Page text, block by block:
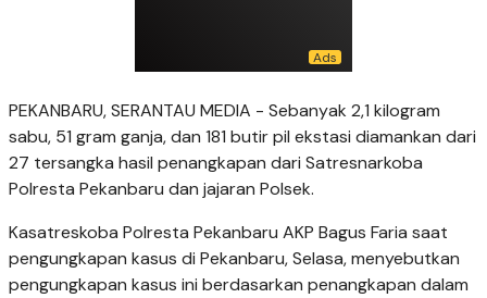
PEKANBARU, SERANTAU MEDIA - Sebanyak 2,1 kilogram
sabu, 51 gram ganja, dan 181 butir pil ekstasi diamankan dari
27 tersangka hasil penangkapan dari Satresnarkoba
Polresta Pekanbaru dan jajaran Polsek.
Kasatreskoba Polresta Pekanbaru AKP Bagus Faria saat
pengungkapan kasus di Pekanbaru, Selasa, menyebutkan
pengungkapan kasus ini berdasarkan penangkapan dalam